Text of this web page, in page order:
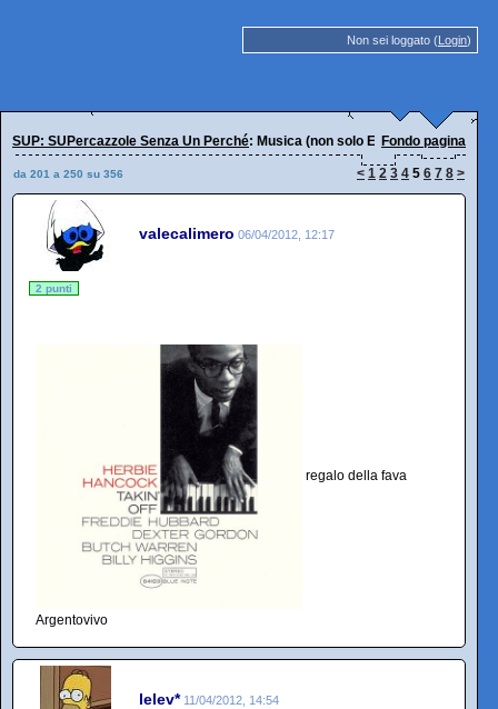
Non sei loggato (Login)
SUP: SUPercazzole Senza Un Perché: Musica (non solo EELST!)Fondo pagina
da 201 a 250 su 356 < 1 2 3 4 5 6 7 8 >
valecalimero 06/04/2012, 12:17
2 punti
regalo della fava
Argentovivo
lelev* 11/04/2012, 14:54